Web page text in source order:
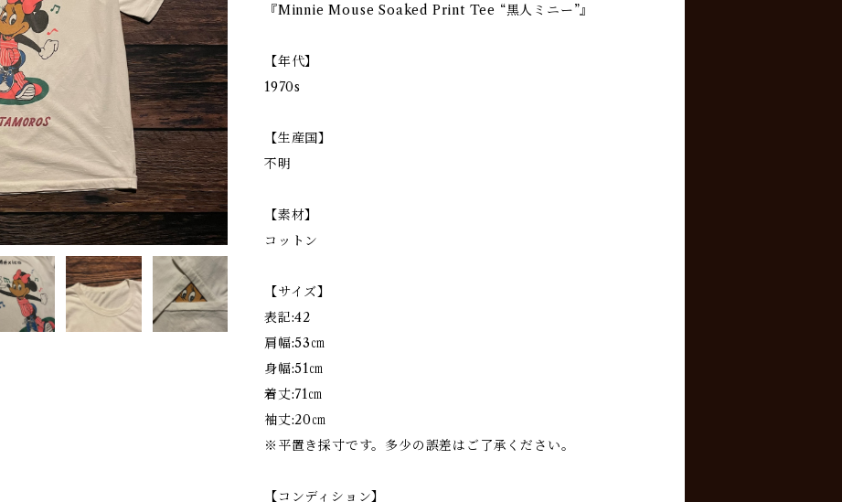
『Minnie Mouse Soaked Print Tee “黒人ミニー”』
【年代】
1970s
【生産国】
不明
【素材】
コットン
【サイズ】
表記:42
肩幅:53㎝
身幅:51㎝
着丈:71㎝
袖丈:20㎝
※平置き採寸です。多少の誤差はご了承ください。
【コンディション】